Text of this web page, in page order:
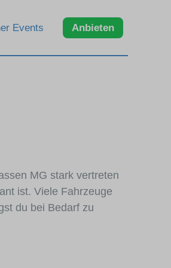
Events Anbieten
MG stark vertreten
ist. Viele Fahrzeuge
du bei Bedarf zu